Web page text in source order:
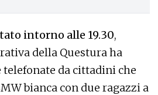
intorno alle 19.30,
della Questura ha
da cittadini che
bianca con due ragazzi a